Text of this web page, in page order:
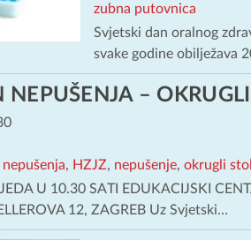
zubna putovnica
Svjetski dan oralnog
svake godine obilježava
NEPUŠENJA –
, HZJZ, nepušenje, okrugli stol
U 10.30 SATI EDUKACIJSKI
12, ZAGREB Uz Svjetski…